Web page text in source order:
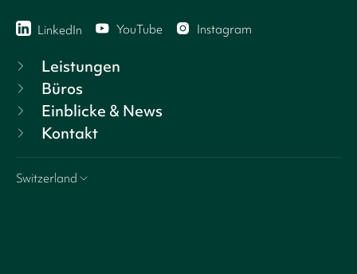
LinkedIn YouTube Instagram
Leistungen
Büros
Einblicke & News
Kontakt
Switzerland